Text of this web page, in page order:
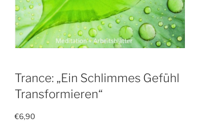
Trance: „Ein Schlimmes Gefühl
Transformieren“
€6,90